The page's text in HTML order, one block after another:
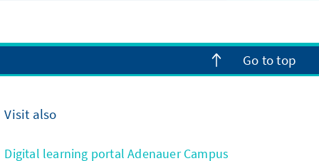
Go to top
Visit also
Digital learning portal Adenauer Campus